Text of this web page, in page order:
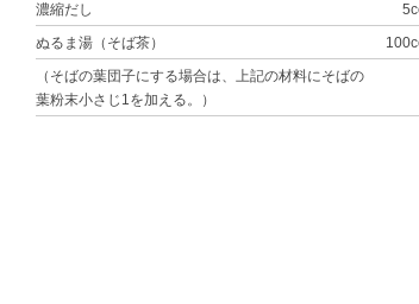
濃縮だし
ぬるま湯（そば茶）
（そばの葉団子にする場合は、上記の材料にそばの
葉粉末小さじ1を加える。）